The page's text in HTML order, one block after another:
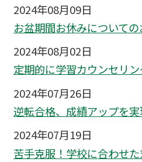
2024年08月09日
お盆期間お休みについて
2024年08月02日
定期的に学習カウンセリ
2024年07月26日
逆転合格、成績アップを
2024年07月19日
苦手克服！学校に合わせ